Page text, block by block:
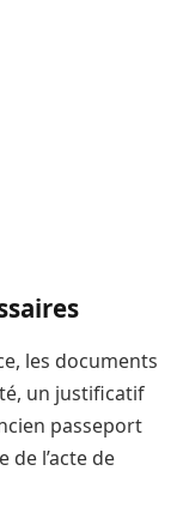
les documents
un justificatif
passeport
de l’acte de